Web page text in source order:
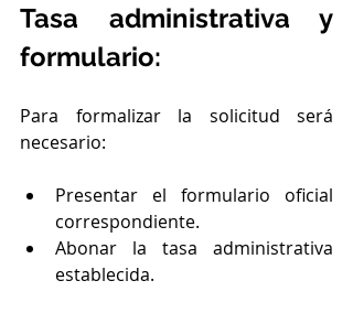
Tasa administrativa y
formulario:
Para formalizar la solicitud será
necesario:
Presentar el formulario oficial
correspondiente.
Abonar la tasa administrativa
establecida.